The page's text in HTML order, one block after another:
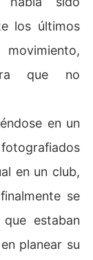
los últimos
que no
en un
en un club,
se
estaban
planear su